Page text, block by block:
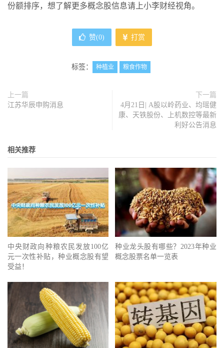
份额排序，想了解更多概念股信息请上小李财经视角。
赞(0) 打赏
标签： 种植业 粮食作物
上一篇
江苏华辰申购消息
下一篇
4月21日| A股以岭药业、均瑶健
康、天铁股份、上机数控等最新
利好公告消息
相关推荐
中央财政向种粮农民发放100亿
元一次性补贴，种业概念股有望
受益！
种业龙头股有哪些？2023年种业
概念股票名单一览表